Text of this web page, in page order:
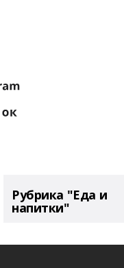
Рубрика "Еда и
напитки"